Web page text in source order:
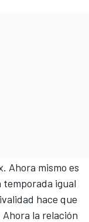
Ahora mismo es
temporada igual
hace que
la relación